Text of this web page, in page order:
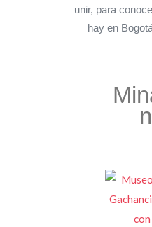
unir, para
hay en